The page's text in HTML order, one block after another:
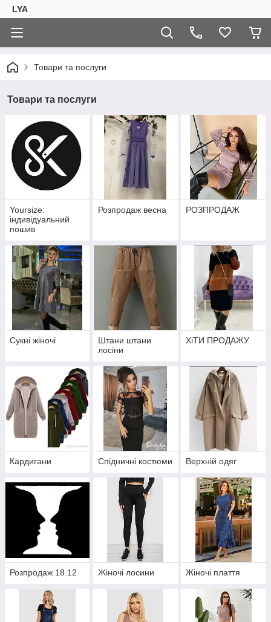
LYA
Товари та послуги
Товари та послуги
Yoursize:
індивідуальний
пошив
Розпродаж весна РОЗПРОДАЖ
Сукні жіночі
Штани штани
лосіни
ХіТИ ПРОДАЖУ
Кардигани Спідничні костюми Верхній одяг
Розпродаж 18.12 Жіночі лосини Жіночі плаття